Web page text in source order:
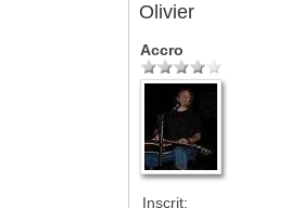
Olivier
Accro
Inscrit: